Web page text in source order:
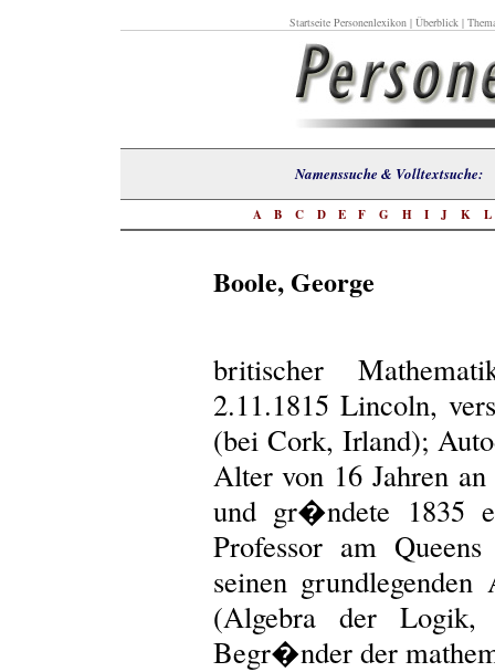
Startseite Personenlexikon| Überblick|
Namenssuche &
A B C D E F G H I J K L
Boole, George
britischer
2.11.1815 Lincoln,
(bei Cork, Irland);
Alter von 16 Jahren
und gr�ndete 1835
Professor am
seinen
(Algebra der Logik,
Begr�nder der